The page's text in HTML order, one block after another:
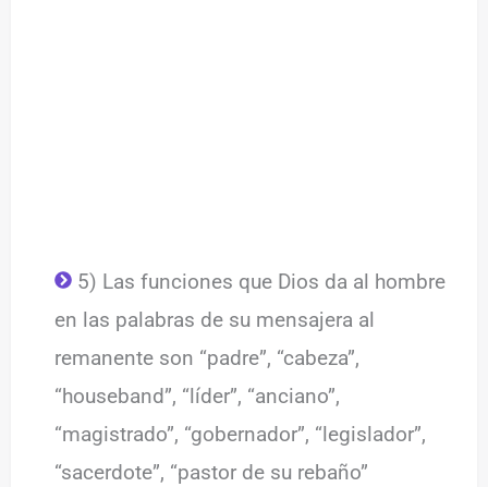
5) Las funciones que Dios da al hombre
en las palabras de su mensajera al
remanente son “padre”, “cabeza”,
“houseband”, “líder”, “anciano”,
“magistrado”, “gobernador”, “legislador”,
“sacerdote”, “pastor de su rebaño”